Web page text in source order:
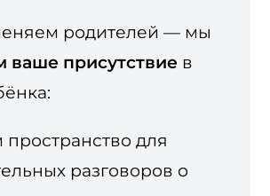
родителей — мы
ваше присутствие в
пространство для
разговоров о